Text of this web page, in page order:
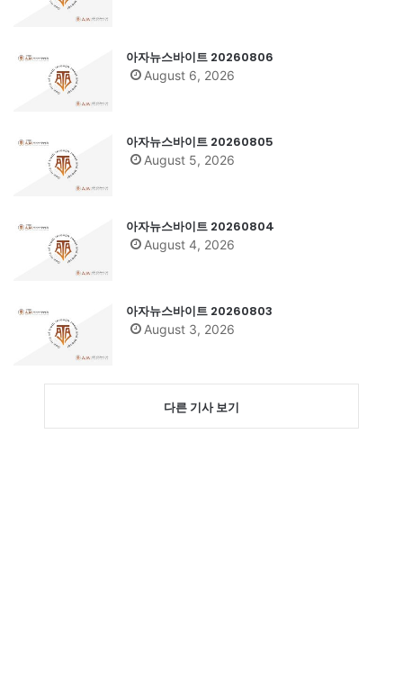
아자뉴스바이트 20260806
August 6, 2026
아자뉴스바이트 20260805
August 5, 2026
아자뉴스바이트 20260804
August 4, 2026
아자뉴스바이트 20260803
August 3, 2026
다른 기사 보기